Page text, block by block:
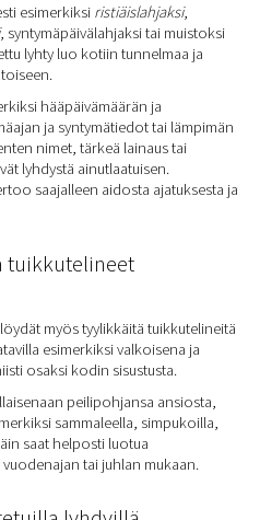
esimerkiksi ristiäislahjaksi,
, syntymäpäivälahjaksi tai muistoksi
lyhty luo kotiin tunnelmaa ja
hääpäivämäärän ja
ja syntymätiedot tai lämpimän
nimet, tärkeä lainaus tai
lyhdystä ainutlaatuisen.
saajalleen aidosta ajatuksesta ja
tuikkutelineet
myös tyylikkäitä tuikkutelineitä
esimerkiksi valkoisena ja
osaksi kodin sisustusta.
peilipohjansa ansiosta,
sammaleella, simpukoilla,
saat helposti luotua
tai juhlan mukaan.